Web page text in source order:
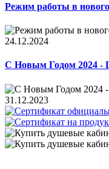
Режим работы в
24.12.2024
С Новым Годом 2024 -
31.12.2023